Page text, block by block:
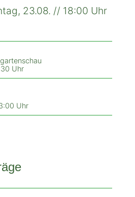
23.08. // 18:00 Uhr
Uhr
Uhr